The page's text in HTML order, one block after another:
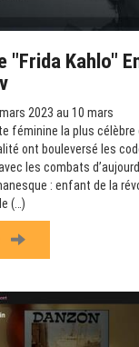
"Frida Kahlo"
2023 au 10 mars
féminine la plus célèbre
ont bouleversé les
les combats
: enfant de la
(…)